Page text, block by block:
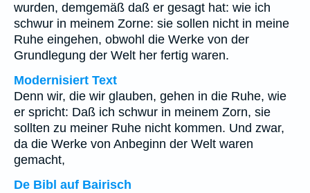
wurden, demgemäß daß er gesagt hat: wie ich
schwur in meinem Zorne: sie sollen nicht in meine
Ruhe eingehen, obwohl die Werke von der
Grundlegung der Welt her fertig waren.
Modernisiert Text
Denn wir, die wir glauben, gehen in die Ruhe, wie
er spricht: Daß ich schwur in meinem Zorn, sie
sollten zu meiner Ruhe nicht kommen. Und zwar,
da die Werke von Anbeginn der Welt waren
gemacht,
De Bibl auf Bairisch